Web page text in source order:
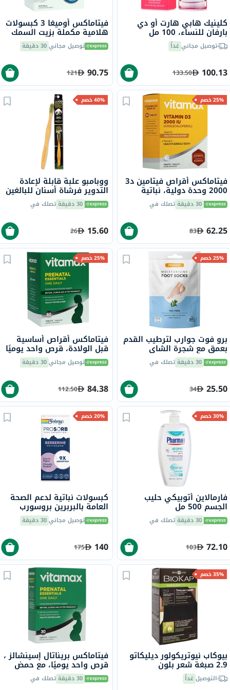
كلينيك هابي هارت أو دي
بارفان للنساء، 100 مل
توصيل مجانيغداً
100.13
133.50
فيتاماكس أوميغا 3 كبسولات
هلامية مكملة بزيت السمك
1000 ملجم حزمة من 60 توصيل مجاني30 دقيقة
90.75
121
25% خصم
فيتاماكس أقراص فيتامين د3
2000 وحدة دولية، نباتية
لصحة العظام و الأسنان، حزمة
من 60 30 دقيقة تصلك في
62.25
83
40% خصم
ووبامبو علبة قابلة لإعادة
التدوير فرشاة أسنان للبالغين
من الخيزران متوسطة 1 قطعة
30 دقيقة تصلك في
15.60
26
25% خصم
برو فوت جوارب لترطيب القدم
بعمق مع شجرة الشاي
وفيتامين E لإصلاح البشرة
الجافة،حزمه من زوج واحد
30 دقيقة تصلك في
25.50
34
25% خصم
فيتاماكس أقراص أساسية
قبل الولادة، قرص واحد يوميًا
مع حمض الفوليك والحديد
وفيتامين D لصحة الأم
توصيل مجاني30 دقيقة
84.38
112.50
30% خصم
فارمالاين أتوبيكي حليب
الجسم 500 مل
30 دقيقة تصلك في
72.10
103
20% خصم
كبسولات نباتية لدعم الصحة
العامة بالبربرين بروسورب
سولاراي، 30 كبسولةتوصيل مجاني30 دقيقة
140
175
35% خصم
بيوكاب نيوتريكولور ديليكاتو
2.9 صبغة شعر بلون
ملالتوصيلغداً
فيتاماكس بريناتال إسينشالز ،
قرص واحد يوميًا، مع حمض
الفوليك والحديد وفيتامين د
لصحة الأم والطفل، حزمه من
30 دقيقة تصلك في